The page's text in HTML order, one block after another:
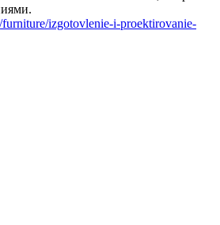
furniture/izgotovlenie-i-proektirovanie-